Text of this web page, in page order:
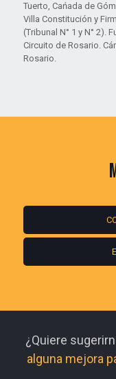
Tuerto, Cańada de
Villa Constitución y
(Tribunal N° 1 y N° 2).
Circuito de Rosario.
Rosario.
¿Quiere
alguna mejora